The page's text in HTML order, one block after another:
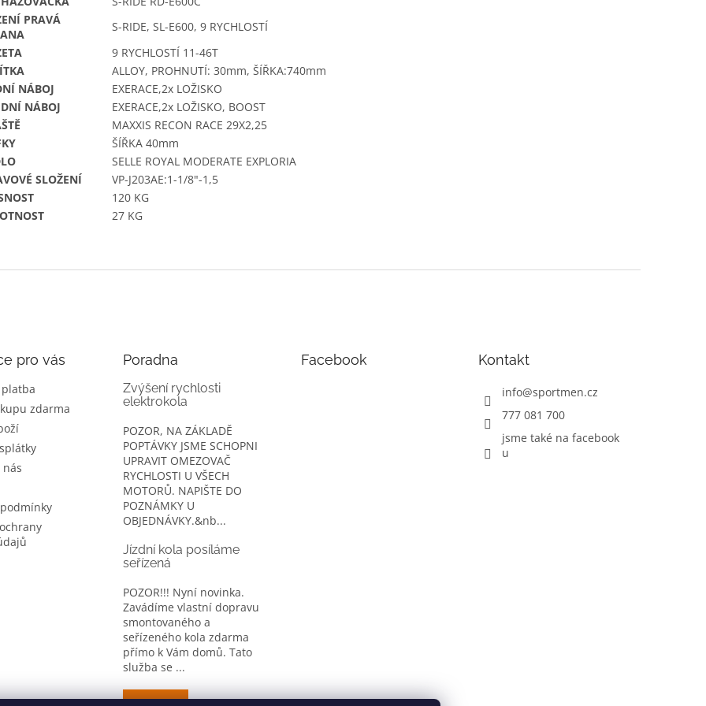
PRAVÁ
S-RIDE, SL-E600, 9 RYCHLOSTÍ
9 RYCHLOSTÍ 11-46T
ALLOY, PROHNUTÍ: 30mm, ŠÍŘKA:740mm
NÁBOJ
EXERACE,2x LOŽISKO
NÁBOJ
EXERACE,2x LOŽISKO, BOOST
MAXXIS RECON RACE 29X2,25
ŠÍŘKA 40mm
SELLE ROYAL MODERATE EXPLORIA
SLOŽENÍ
VP-J203AE:1-1/8"-1,5
120 KG
27 KG
pro vás
zdarma
Poradna
Zvýšení rychlosti
elektrokola
POZOR, NA ZÁKLADĚ
POPTÁVKY JSME SCHOPNI
UPRAVIT OMEZOVAČ
RYCHLOSTI U VŠECH
MOTORŮ. NAPIŠTE DO
POZNÁMKY U
OBJEDNÁVKY.&nb...
Jízdní kola posíláme
seřízená
POZOR!!! Nyní novinka.
Zavádíme vlastní dopravu
smontovaného a
seřízeného kola zdarma
přímo k Vám domů. Tato
služba se ...
Facebook Kontakt
info@sportmen.cz
777 081 700
jsme také na facebook
u